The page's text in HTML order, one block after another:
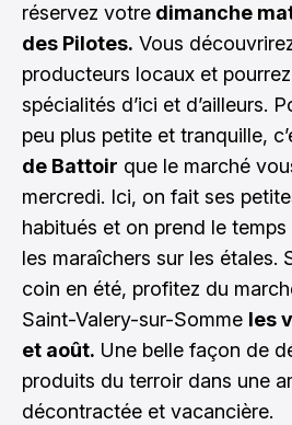
réservez votre dimanche
des Pilotes. Vous
producteurs locaux et
spécialités d’ici et d’ailleurs.
peu plus petite et tranquille,
de Battoir que le marché
mercredi. Ici, on fait ses
habitués et on prend le
les maraîchers sur les étales.
coin en été, profitez du
Saint-Valery-sur-Somme les
et août. Une belle façon de
produits du terroir dans une
décontractée et vacancière.